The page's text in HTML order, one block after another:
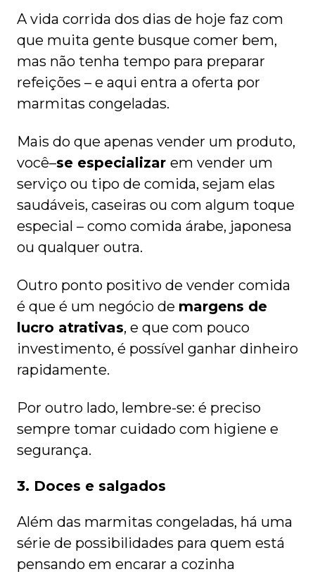
A vida corrida dos dias de hoje faz com
que muita gente busque comer bem,
mas não tenha tempo para preparar
refeições – e aqui entra a oferta por
marmitas congeladas.
Mais do que apenas vender um produto,
você–se especializar em vender um
serviço ou tipo de comida, sejam elas
saudáveis, caseiras ou com algum toque
especial – como comida árabe, japonesa
ou qualquer outra.
Outro ponto positivo de vender comida
é que é um negócio de margens de
lucro atrativas, e que com pouco
investimento, é possível ganhar dinheiro
rapidamente.
Por outro lado, lembre-se: é preciso
sempre tomar cuidado com higiene e
segurança.
3. Doces e salgados
Além das marmitas congeladas, há uma
série de possibilidades para quem está
pensando em encarar a cozinha